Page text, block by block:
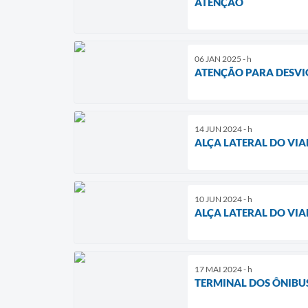
06 JAN 2025 - h
ATENÇÃO PARA
14 JUN 2024 - h
ALÇA LATERAL DO
10 JUN 2024 - h
ALÇA LATERAL DO
17 MAI 2024 - h
TERMINAL DOS